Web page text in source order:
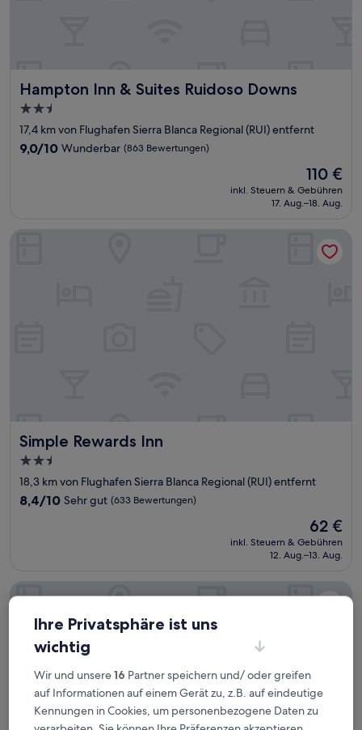
Hampton Inn & Suites Ruidoso Downs
Hampton Inn & Suites Ruidoso Downs
2.5-
Sterne-
Unterkunft
17,4 km von Flughafen Sierra Blanca Regional (RUI) entfernt
9.0
9,0/10 Wunderbar (863 Bewertungen)
Der
Preis
beträgt
110 €
inkl. Steuern & Gebühren
17. Aug.–18. Aug.
Simple Rewards Inn
Simple Rewards Inn
2.5-
Sterne-
Unterkunft
18,3 km von Flughafen Sierra Blanca Regional (RUI) entfernt
8.4
Bewertungen)
8,4/10 Sehr gut (633 Bewertungen)
Der
Preis
beträgt
62 €
inkl. Steuern & Gebühren
12. Aug.–13. Aug.
Simple Rewards Inn
Ihre Privatsphäre ist uns
wichtig
Wir und unsere16 Partner speichern und/ oder greifen
auf Informationen auf einem Gerät zu, z.B. auf eindeutige
Kennungen in Cookies, um personenbezogene Daten zu